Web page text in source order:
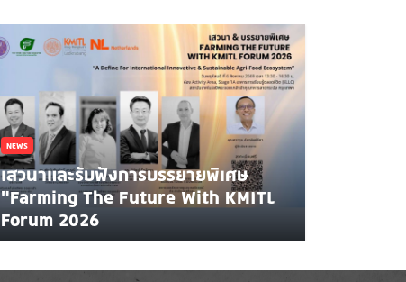
NEWS
เสวนาและรับฟังการบรรยายพิเศษ
"Farming The Future With KMITL
Forum 2026